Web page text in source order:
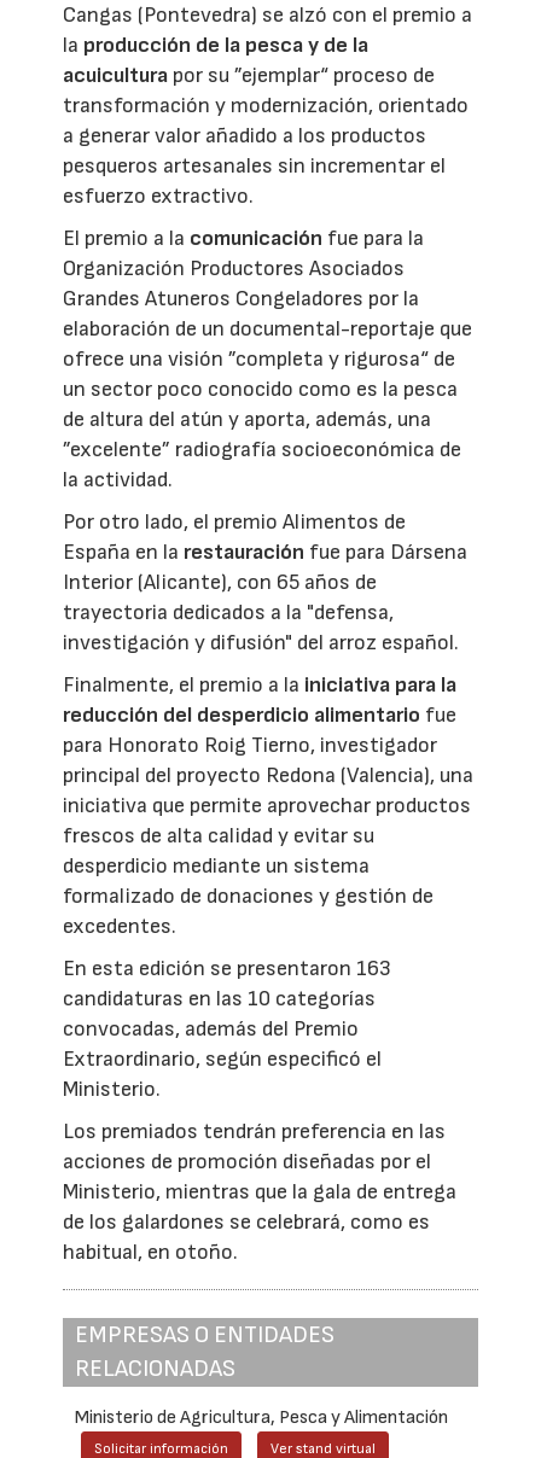
Cangas (Pontevedra) se alzó con el premio a
la producción de la pesca y de la
acuicultura por su ”ejemplar“ proceso de
transformación y modernización, orientado
a generar valor añadido a los productos
pesqueros artesanales sin incrementar el
esfuerzo extractivo.
El premio a la comunicación fue para la
Organización Productores Asociados
Grandes Atuneros Congeladores por la
elaboración de un documental-reportaje que
ofrece una visión ”completa y rigurosa“ de
un sector poco conocido como es la pesca
de altura del atún y aporta, además, una
”excelente” radiografía socioeconómica de
la actividad.
Por otro lado, el premio Alimentos de
España en la restauración fue para Dársena
Interior (Alicante), con 65 años de
trayectoria dedicados a la "defensa,
investigación y difusión" del arroz español.
Finalmente, el premio a la iniciativa para la
reducción del desperdicio alimentario fue
para Honorato Roig Tierno, investigador
principal del proyecto Redona (Valencia), una
iniciativa que permite aprovechar productos
frescos de alta calidad y evitar su
desperdicio mediante un sistema
formalizado de donaciones y gestión de
excedentes.
En esta edición se presentaron 163
candidaturas en las 10 categorías
convocadas, además del Premio
Extraordinario, según especificó el
Ministerio.
Los premiados tendrán preferencia en las
acciones de promoción diseñadas por el
Ministerio, mientras que la gala de entrega
de los galardones se celebrará, como es
habitual, en otoño.
EMPRESAS O ENTIDADES
RELACIONADAS
Ministerio de Agricultura, Pesca y Alimentación
Solicitar información Ver stand virtual